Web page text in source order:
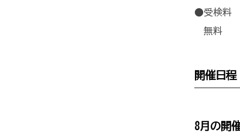
●受検料
無料
開催日程
8月の開